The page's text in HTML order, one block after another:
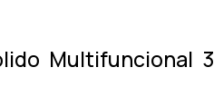
Multifuncional 3